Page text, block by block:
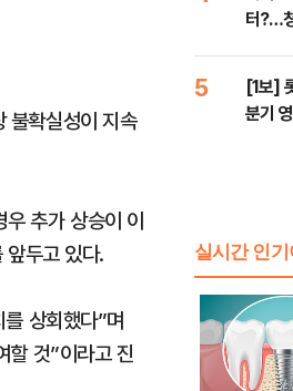
불확실성이 지속
추가 상승이 이
두고 있다.
상회했다”며
할 것”이라고 진
터?…
5
[1보]
분기